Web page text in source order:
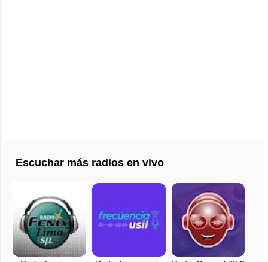
Escuchar más radios en vivo